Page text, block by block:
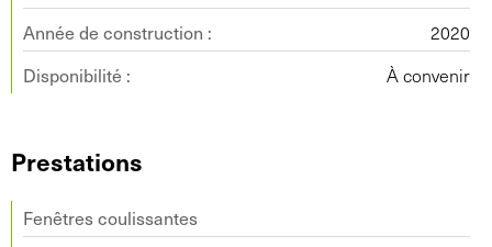
Année de construction :
2020
Disponibilité :
À convenir
Prestations
Fenêtres coulissantes